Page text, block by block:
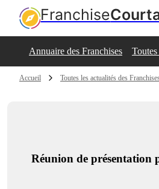
Franchise
Annuaire des Franchises
Accueil Toutes les actualités des
Réunion de présentation